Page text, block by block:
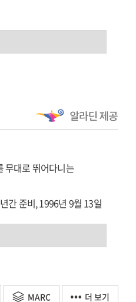
역할을 이뤘다.
류열풍의 가치와
무대로 뛰어다니는
간 준비, 1996년 9월 13일
MARC 더 보기